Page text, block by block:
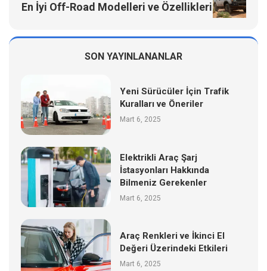
En İyi Off-Road Modelleri ve Özellikleri
SON YAYINLANANLAR
Yeni Sürücüler İçin Trafik
Kuralları ve Öneriler
Mart 6, 2025
Elektrikli Araç Şarj
İstasyonları Hakkında
Bilmeniz Gerekenler
Mart 6, 2025
Araç Renkleri ve İkinci El
Değeri Üzerindeki Etkileri
Mart 6, 2025